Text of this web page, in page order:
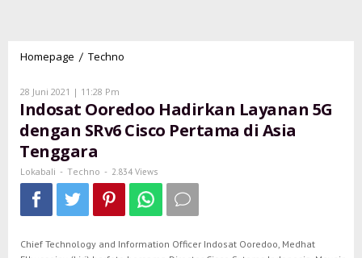
Homepage / Techno
Layanan
5G
dengan
Pertama
Asia
28 Juni 2021 | 11:28 Pm
Lokabali
Indosat Ooredoo Hadirkan Layanan 5G
dengan SRv6 Cisco Pertama di Asia
Tenggara
Lokabali - Techno - 2.834 Views
Chief Technology and Information Officer Indosat Ooredoo, Medhat